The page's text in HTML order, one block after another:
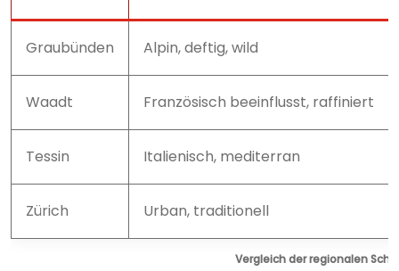
Vergleich der regionalen
Graubünden Alpin, deftig, wild
Waadt Französisch beeinflusst, raffiniert
Tessin Italienisch, mediterran
Zürich Urban, traditionell